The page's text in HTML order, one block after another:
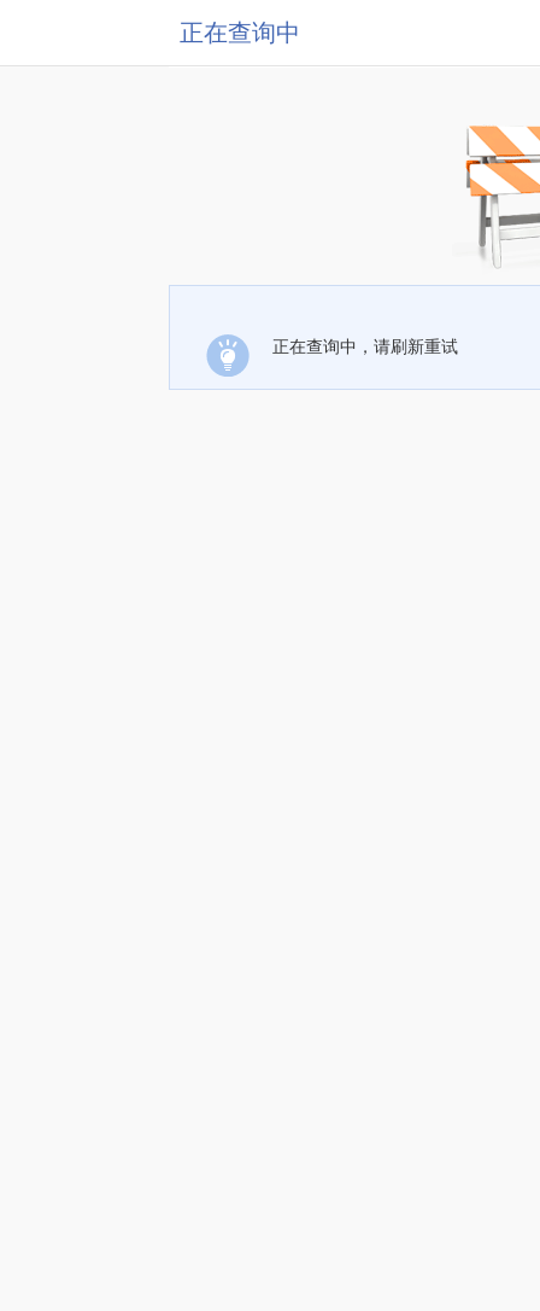
正在查询中
正在查询中，请刷新重试